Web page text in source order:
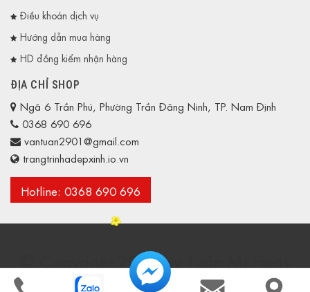
Điều khoản dịch vụ
Hướng dẫn mua hàng
HD đồng kiểm nhận hàng
ĐỊA CHỈ SHOP
Ngã 6 Trần Phú, Phường Trần Đăng Ninh, TP. Nam Định
0368 690 696
vantuan2901@gmail.com
trangtrinhadepxinh.io.vn
Hotline: 0368 690 696
© Copyright 2024 by Tuấn Mr.Heas
© Copyright 2024 by Tuấn Mr.Heas